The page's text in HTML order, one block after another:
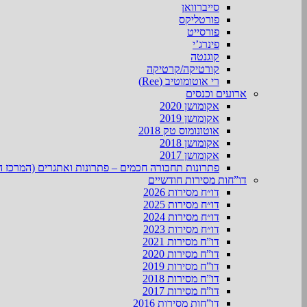
סייברוואן
פורטליקס
פורסייט
פינרג’י
קוגנטה
קורטיקה/קרטיקה
רי אוטומוטיב (Ree)
ארועים וכנסים
אקומושן 2020
אקומושן 2019
אוטונומוס טק 2018
אקומושן 2018
אקומושן 2017
פתרונות תחבורה חכמים – פתרונות ואתגרים (המרכז
דו”חות מסירות חודשיים
דו״ח מסירות 2026
דו״ח מסירות 2025
דו״ח מסירות 2024
דו״ח מסירות 2023
דו”ח מסירות 2021
דו”ח מסירות 2020
דו”ח מסירות 2019
דו”ח מסירות 2018
דו”ח מסירות 2017
דו”חות מסירות 2016